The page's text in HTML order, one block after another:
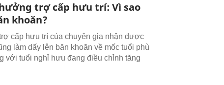
trợ cấp hưu trí: Vì sao
khoăn?
cấp hưu trí của chuyên gia nhận được
làm dấy lên băn khoăn về mốc tuổi phù
với tuổi nghỉ hưu đang điều chỉnh tăng